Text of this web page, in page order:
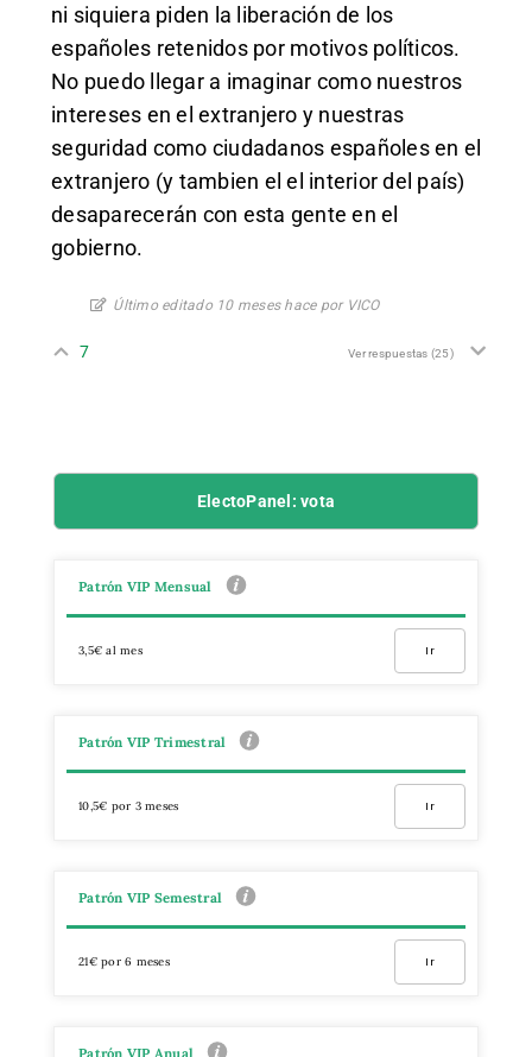
ni siquiera piden la liberación de los
españoles retenidos por motivos políticos.
No puedo llegar a imaginar como nuestros
intereses en el extranjero y nuestras
seguridad como ciudadanos españoles en el
extranjero (y tambien el el interior del país)
desaparecerán con esta gente en el
gobierno.
Último editado 10 meses hace por VICO
7 Ver respuestas (25)
ElectoPanel: vota
Patrón VIP Mensual
3,5€ al mes Ir
Patrón VIP Trimestral
10,5€ por 3 meses Ir
Patrón VIP Semestral
21€ por 6 meses Ir
Patrón VIP Anual